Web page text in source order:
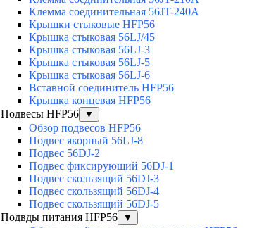
Клемма соединительная 56JT-240A
Крышки стыковые HFP56
Крышка стыковая 56LJ/45
Крышка стыковая 56LJ-3
Крышка стыковая 56LJ-5
Крышка стыковая 56LJ-6
Вставной соединитель HFP56
Крышка концевая HFP56
Подвесы HFP56
▼
Обзор подвесов HFP56
Подвес якорный 56LJ-8
Подвес 56DJ-2
Подвес фиксирующий 56DJ-1
Подвес скользящий 56DJ-3
Подвес скользящий 56DJ-4
Подвес скользящий 56DJ-5
Подвды питания HFP56
▼